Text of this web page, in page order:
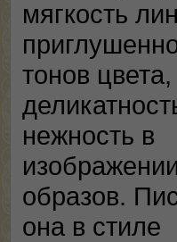
мягкость
тонов цвета,
нежность в
изображении
образов.
она в стиле